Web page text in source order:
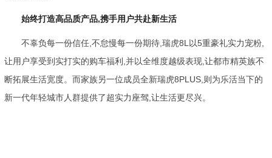
始终打造高品质产品,携手用户共赴新生活
不辜负每一份信任,不怠慢每一份期待,瑞虎8L以5重豪礼实力宠粉,
让用户享受到实打实的购车福利,并以全维度越级表现,让都市精英族不
断拓展生活宽度。而家族另一位成员全新瑞虎8PLUS,则为乐活当下的
新一代年轻城市人群提供了超实力座驾,让生活更尽兴。